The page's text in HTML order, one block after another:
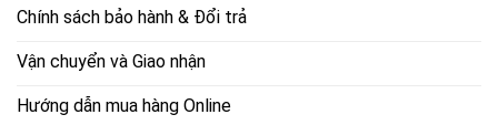
Chính sách bảo hành & Đổi trả
Vận chuyển và Giao nhận
Hướng dẫn mua hàng Online